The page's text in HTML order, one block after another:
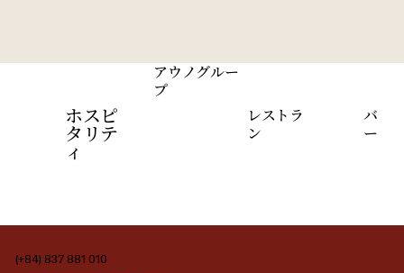
アウノグルー
プ
ホスピ
タリテ
ィ
レストラ
ン
バ
ー
(+84) 837 881 010